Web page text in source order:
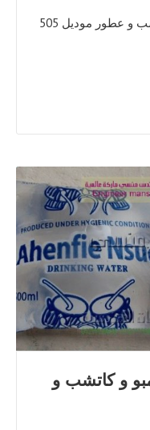
مواصفات ماكينة تعبئة شامبو و كاتشب و عطور موديل 505
و كاتشب و